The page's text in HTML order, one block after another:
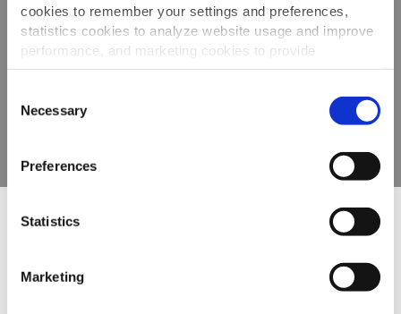
cookies to remember your settings and preferences,
statistics cookies to analyze website usage and improve
performance, and marketing cookies to provide
personalized content and advertising.
By clicking 'Allow all cookies', you consent to the use of
all cookies. If you'd like to customize your preferences,
'Allow selection.'
To learn more about our cookies, click on "Show details."
You can withdraw or modify your consent at any time by
For additional information, you can view our
Global
Selection
Necessary
Preferences
Statistics
Marketing
Ανακαλύψτε την
πλήρη γκάμα μας
Άλλοι είδαν επίσης